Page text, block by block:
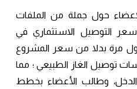
حول جملة من الملفات
سعر التوصيل الاستثماري في
مرة بدلا من سعر المشروع
توصيل الغاز الطبيعي ؛ مما
وطالب الأعضاء بخطط